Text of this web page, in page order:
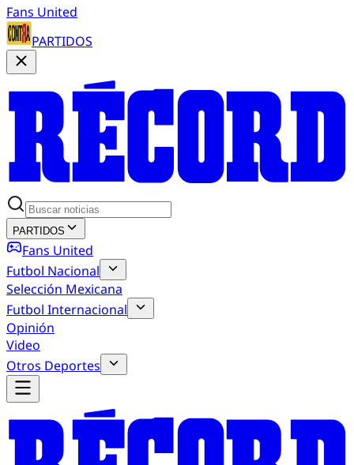
Fans United
PARTIDOS
PARTIDOS
Fans United
Futbol Nacional
Selección Mexicana
Futbol Internacional
Opinión
Video
Otros Deportes